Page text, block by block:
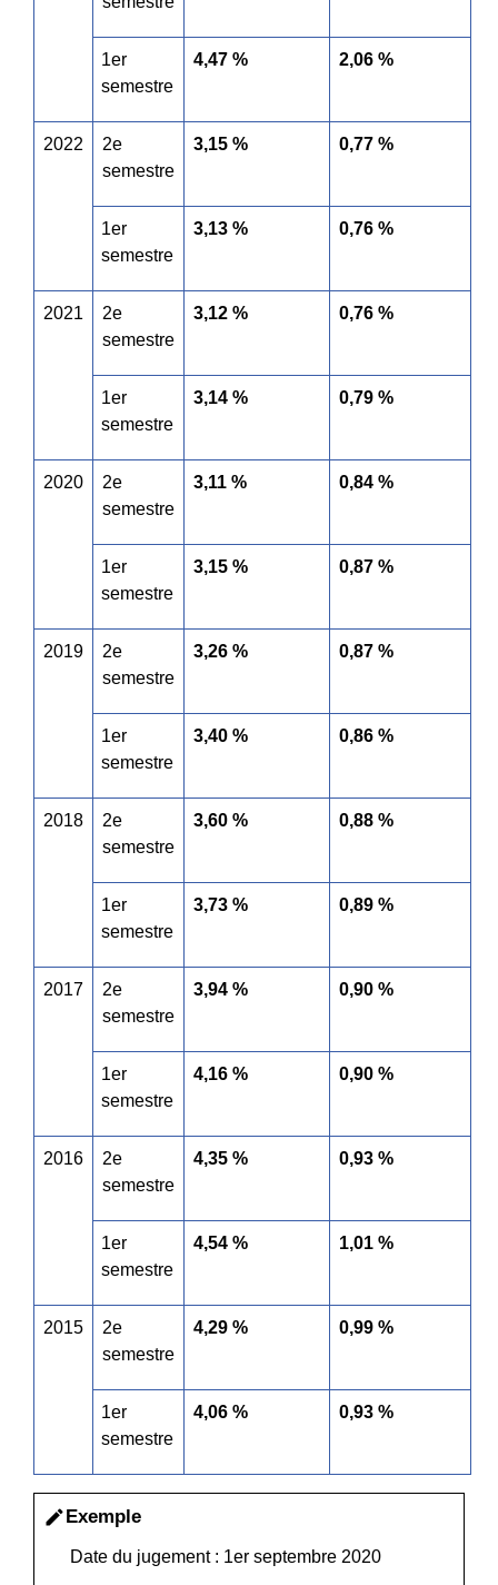
1er
semestre
4,47 % 2,06 %
2022 2e
semestre
3,15 % 0,77 %
1er
semestre
3,13 % 0,76 %
2021 2e
semestre
3,12 % 0,76 %
1er
semestre
3,14 % 0,79 %
2020 2e
semestre
3,11 % 0,84 %
1er
semestre
3,15 % 0,87 %
2019 2e
semestre
3,26 % 0,87 %
1er
semestre
3,40 % 0,86 %
2018 2e
semestre
3,60 % 0,88 %
1er
semestre
3,73 % 0,89 %
2017 2e
semestre
3,94 % 0,90 %
1er
semestre
4,16 % 0,90 %
2016 2e
semestre
4,35 % 0,93 %
1er
semestre
4,54 % 1,01 %
2015 2e
semestre
4,29 % 0,99 %
1er
semestre
4,06 % 0,93 %
editExemple
Date du jugement : 1er septembre 2020